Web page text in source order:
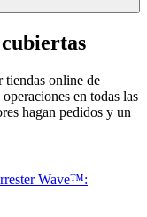
tiendas online de
en todas las
hagan pedidos y un
Wave™: